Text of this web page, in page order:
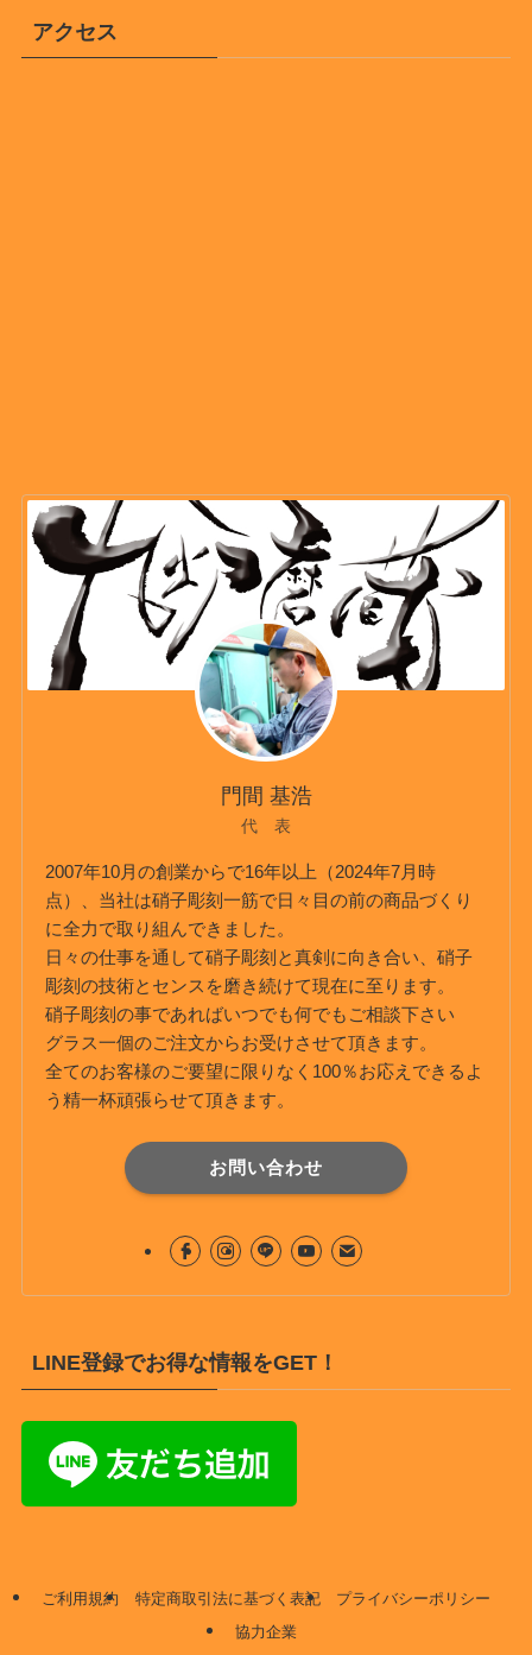
アクセス
門間 基浩
代 表
2007年10月の創業からで16年以上（2024年7月時
点）、当社は硝子彫刻一筋で日々目の前の商品づくり
に全力で取り組んできました。
日々の仕事を通して硝子彫刻と真剣に向き合い、硝子
彫刻の技術とセンスを磨き続けて現在に至ります。
硝子彫刻の事であればいつでも何でもご相談下さい
グラス一個のご注文からお受けさせて頂きます。
全てのお客様のご要望に限りなく100％お応えできるよ
う精一杯頑張らせて頂きます。
お問い合わせ
LINE登録でお得な情報をGET！
ご利用規約 特定商取引法に基づく表記
プライバシーポリシー
協力企業